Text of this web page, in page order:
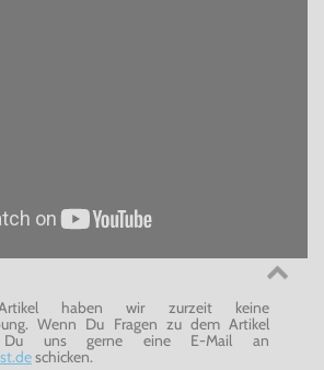
haben wir zurzeit keine
Wenn Du Fragen zu dem Artikel
Du uns gerne eine E-Mail an
schicken.